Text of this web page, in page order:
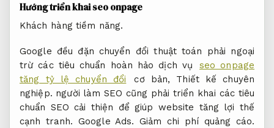
Hướng triển khai seo onpage
Khách hàng tiềm năng.
Google đều đặn chuyển đổi thuật toán phải ngoại
trừ các tiêu chuẩn hoàn hảo dịch vụ
seo onpage
tăng tỷ lệ chuyển đổi
cơ bản, Thiết kế chuyên
nghiệp. người làm SEO cũng phải triển khai các tiêu
chuẩn SEO cải thiện để giúp website tăng lợi thế
cạnh tranh.Google Ads. Giảm chi phí quảng cáo.